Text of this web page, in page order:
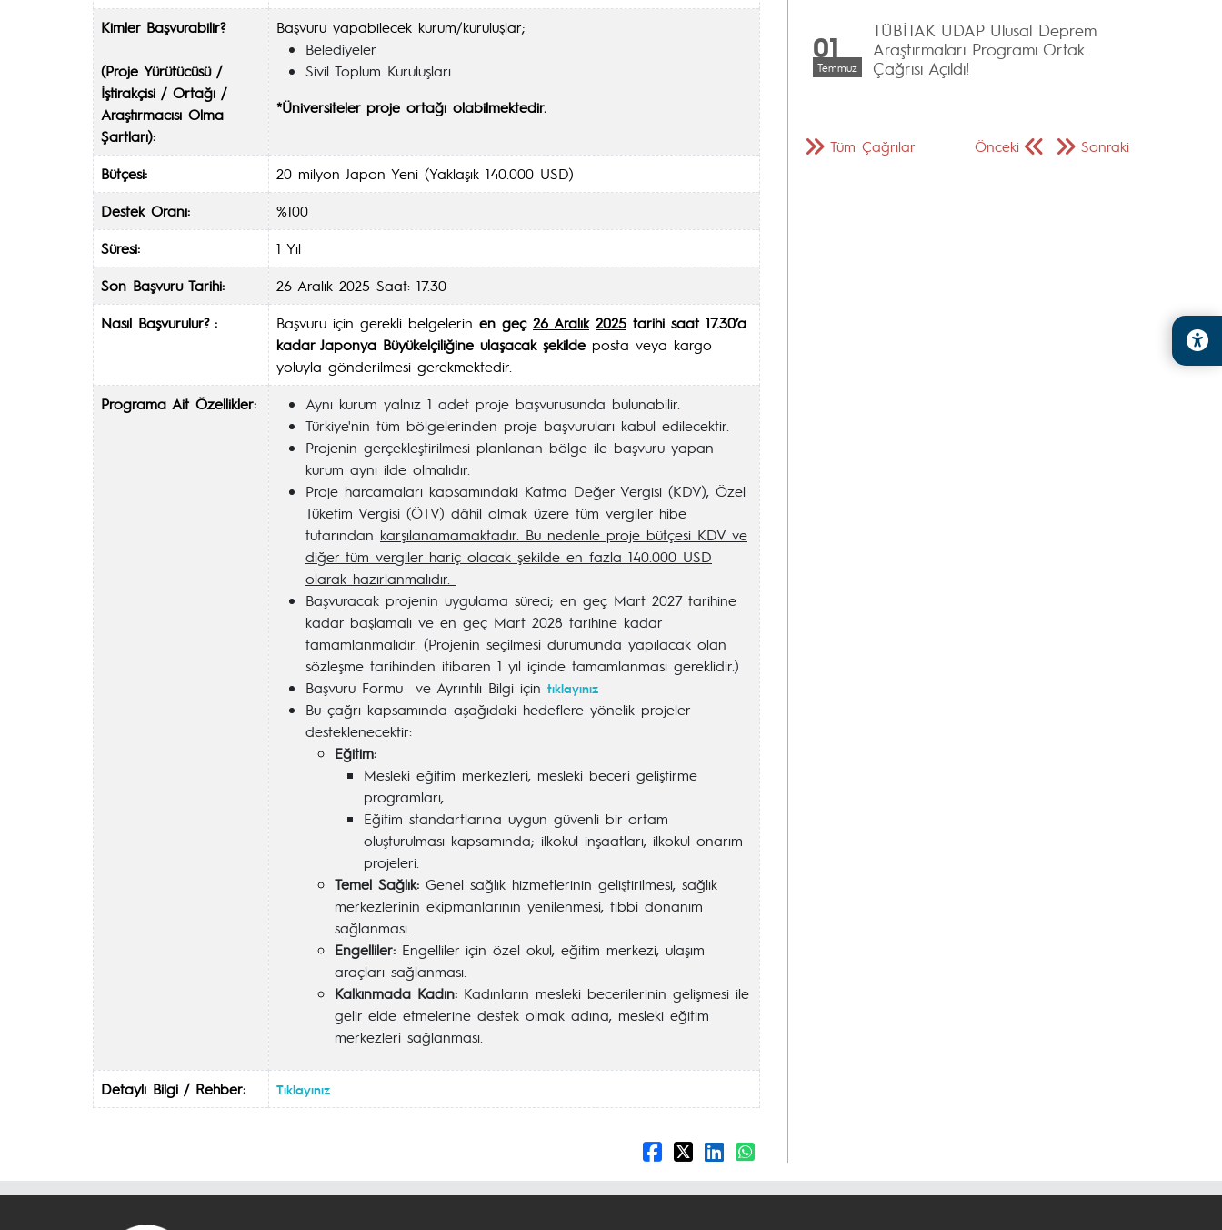
Kimler Başvurabilir?
(Proje Yürütücüsü /
İştirakçisi / Ortağı /
Araştırmacısı Olma
Şartları):
Başvuru yapabilecek kurum/kuruluşlar;
Belediyeler
Sivil Toplum Kuruluşları
*Üniversiteler proje ortağı olabilmektedir.
Bütçesi:
20 milyon Japon Yeni (Yaklaşık 140.000 USD)
Destek Oranı:
%100
Süresi:
1 Yıl
Son Başvuru Tarihi:
26 Aralık 2025 Saat: 17.30
Nasıl Başvurulur? :
Başvuru için gerekli belgelerin en geç 26 Aralık 2025 tarihi saat 17.30’a
kadar Japonya Büyükelçiliğine ulaşacak şekilde posta veya kargo
yoluyla gönderilmesi gerekmektedir.
Programa Ait Özellikler:
Aynı kurum yalnız 1 adet proje başvurusunda bulunabilir.
Türkiye'nin tüm bölgelerinden proje başvuruları kabul edilecektir.
Projenin gerçekleştirilmesi planlanan bölge ile başvuru yapan
kurum aynı ilde olmalıdır.
Proje harcamaları kapsamındaki Katma Değer Vergisi (KDV), Özel
Tüketim Vergisi (ÖTV) dâhil olmak üzere tüm vergiler hibe
tutarından karşılanamamaktadır. Bu nedenle proje bütçesi KDV ve
diğer tüm vergiler hariç olacak şekilde en fazla 140.000 USD
olarak hazırlanmalıdır.
Başvuracak projenin uygulama süreci; en geç Mart 2027 tarihine
kadar başlamalı ve en geç Mart 2028 tarihine kadar
tamamlanmalıdır. (Projenin seçilmesi durumunda yapılacak olan
sözleşme tarihinden itibaren 1 yıl içinde tamamlanması gereklidir.)
Başvuru Formu ve Ayrıntılı Bilgi için tıklayınız
Bu çağrı kapsamında aşağıdaki hedeflere yönelik projeler
desteklenecektir:
Eğitim:
Mesleki eğitim merkezleri, mesleki beceri geliştirme
programları,
Eğitim standartlarına uygun güvenli bir ortam
oluşturulması kapsamında; ilkokul inşaatları, ilkokul onarım
projeleri.
Temel Sağlık: Genel sağlık hizmetlerinin geliştirilmesi, sağlık
merkezlerinin ekipmanlarının yenilenmesi, tıbbi donanım
sağlanması.
Engelliler: Engelliler için özel okul, eğitim merkezi, ulaşım
araçları sağlanması.
Kalkınmada Kadın: Kadınların mesleki becerilerinin gelişmesi ile
gelir elde etmelerine destek olmak adına, mesleki eğitim
merkezleri sağlanması.
Detaylı Bilgi / Rehber: Tıklayınız
01
Temmuz
TÜBİTAK UDAP Ulusal Deprem
Araştırmaları Programı Ortak
Çağrısı Açıldı!
Önceki Sonraki
Tüm Çağrılar